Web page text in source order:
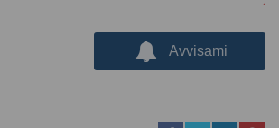
Avvisami